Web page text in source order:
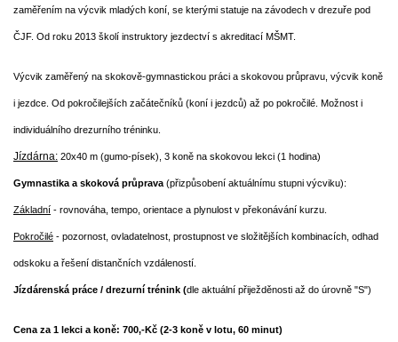
zaměřením na výcvik mladých koní, se kterými statuje na závodech v drezuře pod
ČJF. Od roku 2013 školí instruktory jezdectví s akreditací MŠMT.
Výcvik zaměřený na skokově-gymnastickou práci a skokovou průpravu, výcvik koně
i jezdce. Od pokročilejších začátečníků (koní i jezdců) až po pokročilé. Možnost i
individuálního drezurního tréninku.
Jízdárna: 20x40 m (gumo-písek), 3 koně na skokovou lekci (1 hodina)
Gymnastika a skoková průprava (přizpůsobení aktuálnímu stupni výcviku):
Základní - rovnováha, tempo, orientace a plynulost v překonávání kurzu.
Pokročilé - pozornost, ovladatelnost, prostupnost ve složitějších kombinacích, odhad
odskoku a řešení distančních vzdáleností.
Jízdárenská práce / drezurní trénink (dle aktuální přiježděnosti až do úrovně "S")
Cena za 1 lekci a koně: 700,-Kč (2-3 koně v lotu, 60 minut)